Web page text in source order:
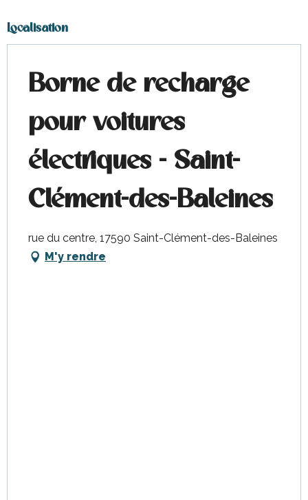
Localisation
Borne de recharge
pour voitures
électriques - Saint-
Clément-des-Baleines
rue du centre, 17590 Saint-Clément-des-Baleines
M'y rendre